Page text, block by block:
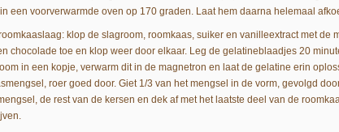
een voorverwarmde oven op 170 graden. Laat hem daarna helemaal
klop de slagroom, roomkaas, suiker en vanilleextract met de
chocolade toe en klop weer door elkaar. Leg de gelatineblaadjes 20
in een kopje, verwarm dit in de magnetron en laat de gelatine erin
roer goed door. Giet 1/3 van het mengsel in de vorm, gevolgd
de rest van de kersen en dek af met het laatste deel van de